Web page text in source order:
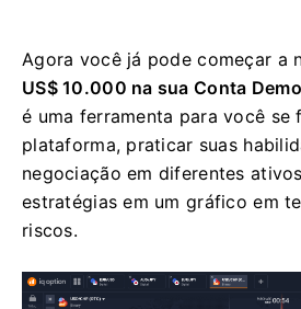
Agora você já pode começar a
US$ 10.000 na sua Conta Demo
é uma ferramenta para você se
plataforma, praticar suas
negociação em diferentes
estratégias em um gráfico em
riscos.